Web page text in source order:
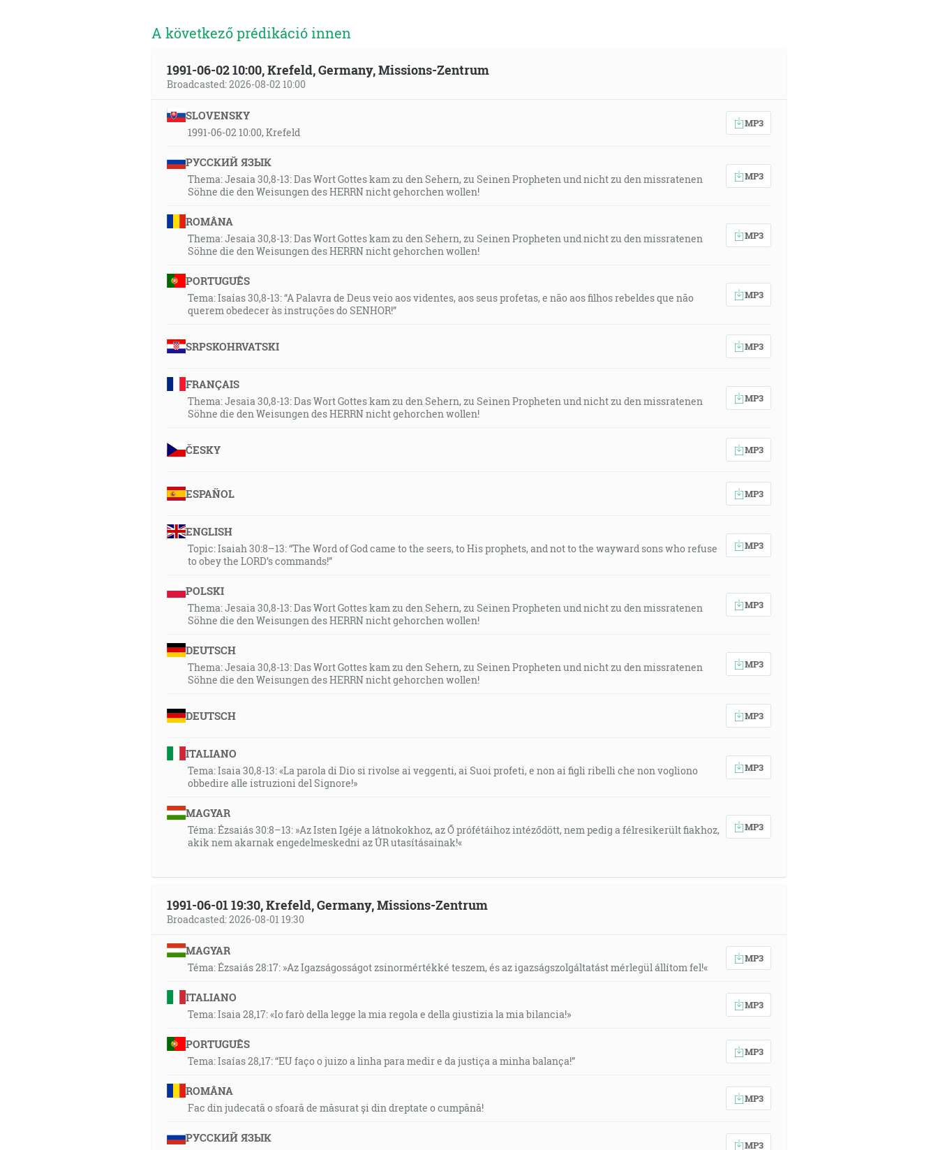
A következő prédikáció innen
1991-06-02 10:00, Krefeld, Germany, Missions-Zentrum
Broadcasted: 2026-08-02 10:00
SLOVENSKY
1991-06-02 10:00, Krefeld
MP3
РУССКИЙ ЯЗЫК
Thema: Jesaia 30,8-13: Das Wort Gottes kam zu den Sehern, zu Seinen Propheten und nicht zu den missratenen
Söhne die den Weisungen des HERRN nicht gehorchen wollen!
MP3
ROMÂNA
Thema: Jesaia 30,8-13: Das Wort Gottes kam zu den Sehern, zu Seinen Propheten und nicht zu den missratenen
Söhne die den Weisungen des HERRN nicht gehorchen wollen!
MP3
PORTUGUÊS
Tema: Isaías 30,8-13: “A Palavra de Deus veio aos videntes, aos seus profetas, e não aos filhos rebeldes que não
querem obedecer às instruções do SENHOR!”
MP3
SRPSKOHRVATSKI MP3
FRANÇAIS
Thema: Jesaia 30,8-13: Das Wort Gottes kam zu den Sehern, zu Seinen Propheten und nicht zu den missratenen
Söhne die den Weisungen des HERRN nicht gehorchen wollen!
MP3
ČESKY MP3
ESPAÑOL MP3
ENGLISH
Topic: Isaiah 30:8–13: “The Word of God came to the seers, to His prophets, and not to the wayward sons who refuse
to obey the LORD’s commands!”
MP3
POLSKI
Thema: Jesaia 30,8-13: Das Wort Gottes kam zu den Sehern, zu Seinen Propheten und nicht zu den missratenen
Söhne die den Weisungen des HERRN nicht gehorchen wollen!
MP3
DEUTSCH
Thema: Jesaia 30,8-13: Das Wort Gottes kam zu den Sehern, zu Seinen Propheten und nicht zu den missratenen
Söhne die den Weisungen des HERRN nicht gehorchen wollen!
MP3
DEUTSCH MP3
ITALIANO
Tema: Isaia 30,8-13: «La parola di Dio si rivolse ai veggenti, ai Suoi profeti, e non ai figli ribelli che non vogliono
obbedire alle istruzioni del Signore!»
MP3
MAGYAR
Téma: Ézsaiás 30:8–13: »Az Isten Igéje a látnokokhoz, az Ő prófétáihoz intéződött, nem pedig a félresikerült fiakhoz,
akik nem akarnak engedelmeskedni az ÚR utasításainak!«
MP3
1991-06-01 19:30, Krefeld, Germany, Missions-Zentrum
Broadcasted: 2026-08-01 19:30
MAGYAR
Téma: Ézsaiás 28:17: »Az Igazságosságot zsinormértékké teszem, és az igazságszolgáltatást mérlegül állítom fel!«
MP3
ITALIANO
Tema: Isaia 28,17: «Io farò della legge la mia regola e della giustizia la mia bilancia!»
MP3
PORTUGUÊS
Tema: Isaías 28,17: “EU faço o juizo a linha para medir e da justiça a minha balança!”
MP3
ROMÂNA
Fac din judecată o sfoară de măsurat și din dreptate o cumpănă!
MP3
РУССКИЙ ЯЗЫК
MP3